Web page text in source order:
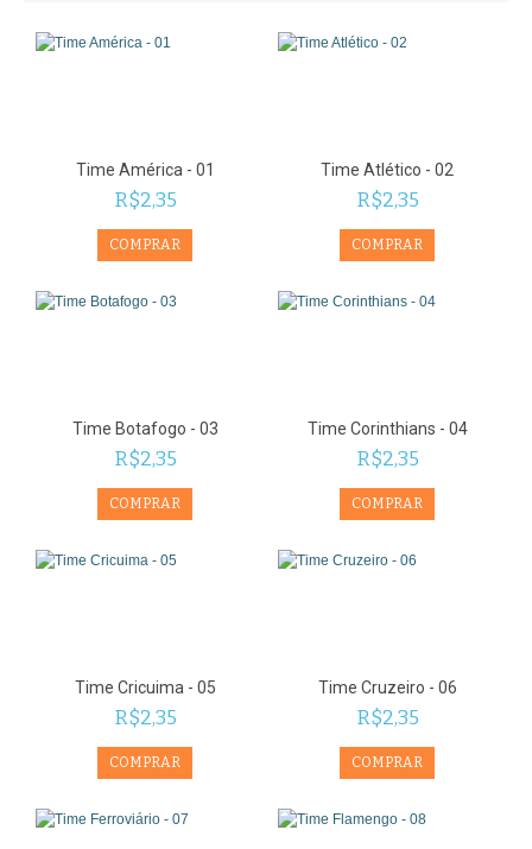
Time América - 01
R$2,35
Time Atlético - 02
R$2,35
Time Botafogo - 03
R$2,35
Time Corinthians - 04
R$2,35
Time Cricuima - 05
R$2,35
Time Cruzeiro - 06
R$2,35